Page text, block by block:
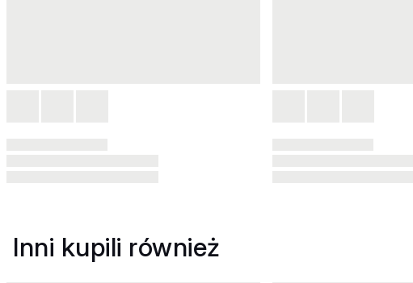
Inni kupili również